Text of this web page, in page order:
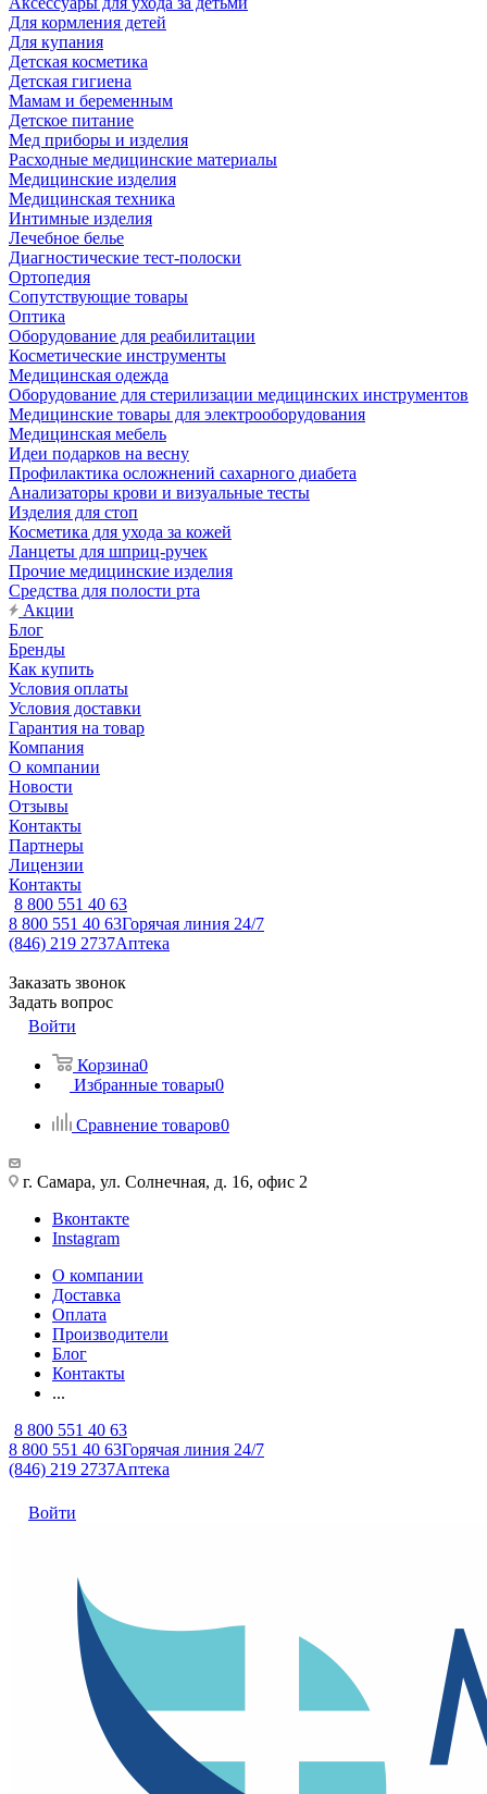
Для кормления детей
Для купания
Детская косметика
Детская гигиена
Мамам и беременным
Детское питание
Мед приборы и изделия
Расходные медицинские материалы
Медицинские изделия
Медицинская техника
Интимные изделия
Лечебное белье
Диагностические тест-полоски
Ортопедия
Сопутствующие товары
Оптика
Оборудование для реабилитации
Косметические инструменты
Медицинская одежда
Оборудование для стерилизации медицинских инструментов
Медицинские товары для электрооборудования
Медицинская мебель
Идеи подарков на весну
Профилактика осложнений сахарного диабета
Анализаторы крови и визуальные тесты
Изделия для стоп
Косметика для ухода за кожей
Ланцеты для шприц-ручек
Прочие медицинские изделия
Средства для полости рта
Акции
Блог
Бренды
Как купить
Условия оплаты
Условия доставки
Гарантия на товар
Компания
О компании
Новости
Отзывы
Контакты
Партнеры
Лицензии
Контакты
8 800 551 40 63
8 800 551 40 63Горячая линия 24/7
(846) 219 2737Аптека
Заказать звонок
Задать вопрос
Войти
Корзина0
Избранные товары0
Сравнение товаров0
г. Самара, ул. Солнечная, д. 16, офис 2
Вконтакте
Instagram
О компании
Доставка
Оплата
Производители
Блог
Контакты
...
8 800 551 40 63
8 800 551 40 63Горячая линия 24/7
(846) 219 2737Аптека
Войти